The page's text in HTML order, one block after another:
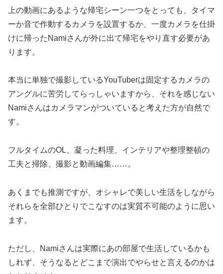
上の動画にあるような帰宅シーン一つをとっても、タイマ
ーか音で作動するカメラを設置するか、一度カメラを仕掛
けに帰ったNamiさんが外に出て帰宅をやり直す必要があ
ります。
本当に単独で撮影しているYouTuberは固定するカメラの
アングルに苦労してらっしゃいますから、それを感じない
Namiさんはカメラマンがついていると考えた方が自然で
す。
フルタイムのOL、凝った料理、インテリアや整理整頓の
工夫と掃除、撮影と動画編集……。
あくまでも推測ですが、オシャレで美しい生活をしながら
それらを全部ひとりでこなすのは実質不可能のように思い
ます。
ただし、Namiさんは実際にあの部屋で生活しているかも
しれず、そうなるとどこまで演出でやらせと言えるのかは